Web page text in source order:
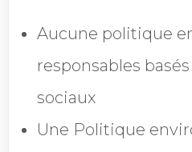
Aucune politique
responsables
sociaux
Une Politique